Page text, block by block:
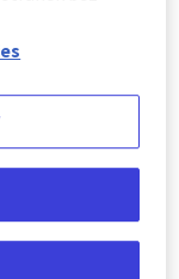
pro efektivní
dostupnou
ve voze. Tato
knížka, která dle
jsou pro ně
je právě cestovní
i na mapě v